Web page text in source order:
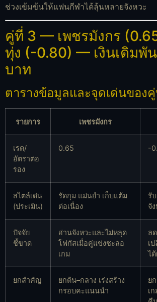
ช่วงเข้มข้นให้แฟนกีฬาได้ลุ้นหลายจังหวะ
คู่ที่ 3 — เพชรมังกร
ทุ่ง (-0.80) — เงินเดิมพั
บาท
ตารางข้อมูลและจุดเด่นของ
รายการ เพชรมังกร
เรต/
อัตราต่อ
รอง
0.65 -
สไตล์เด่น
(ประเมิน)
รัดกุม แม่นยำ เก็บแต้ม
ต่อเนื่อง
รั
จั
ปัจจัย
ชี้ขาด
อ่านจังหวะและไม่หลุด
โฟกัสเมื่อคู่แข่งชะลอ
เกม
ล
เ
ไ
ยกสำคัญ
ยกต้น–กลาง เร่งสร้าง
กรอบคะแนนนำ
ย
เ